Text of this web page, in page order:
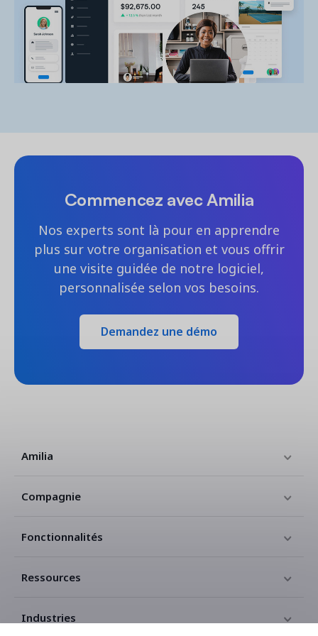
Demandez une démo
Obtenez une démonstration du logiciel d'inscription et
Étude de cas
Commencez avec Amilia
Nos experts sont là pour en apprendre
plus sur votre organisation et vous offrir
une visite guidée de notre logiciel,
personnalisée selon vos besoins.
Demandez une démo
Amilia
Compagnie
Fonctionnalités
Ressources
Industries